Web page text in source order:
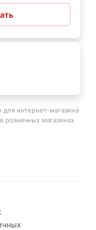
для интернет-магазина
розничных магазинах